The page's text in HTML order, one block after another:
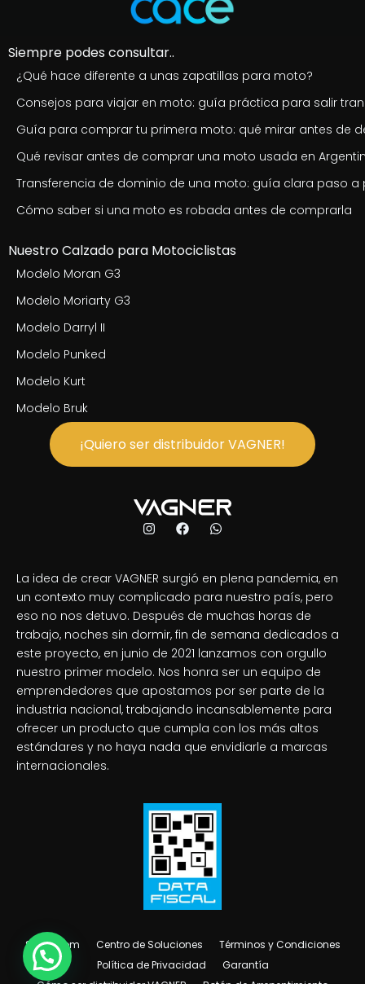
Siempre podes consultar..
¿Qué hace diferente a unas zapatillas para moto?
Consejos para viajar en moto: guía práctica para salir
Guía para comprar tu primera moto: qué mirar antes de
Qué revisar antes de comprar una moto usada en
Transferencia de dominio de una moto: guía clara paso a
Cómo saber si una moto es robada antes de comprarla
Nuestro Calzado para Motociclistas
Modelo Moran G3
Modelo Moriarty G3
Modelo Darryl II
Modelo Punked
Modelo Kurt
Modelo Bruk
¡Quiero ser distribuidor VAGNER!
La idea de crear VAGNER surgió en plena pandemia, en
un contexto muy complicado para nuestro país, pero
eso no nos detuvo. Después de muchas horas de
trabajo, noches sin dormir, fin de semana dedicados a
este proyecto, en junio de 2021 lanzamos con orgullo
nuestro primer modelo. Nos honra ser un equipo de
emprendedores que apostamos por ser parte de la
industria nacional, trabajando incansablemente para
ofrecer un producto que cumpla con los más altos
estándares y no haya nada que envidiarle a marcas
internacionales.
Showroom Centro de Soluciones
Términos y Condiciones
Política de Privacidad
Garantía